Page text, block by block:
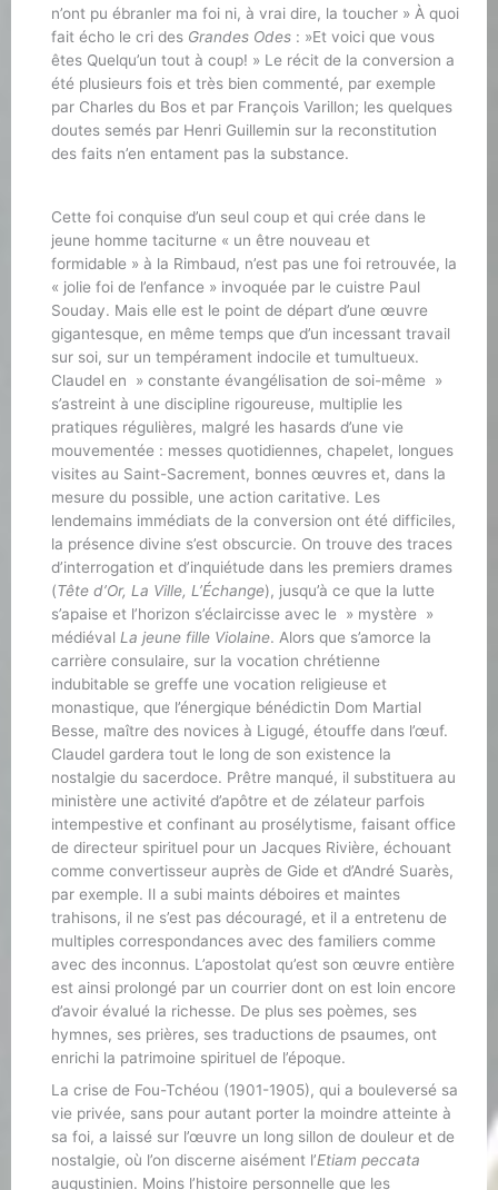
n’ont pu ébranler ma foi ni, à vrai dire, la toucher » À quoi
fait écho le cri des Grandes Odes : »Et voici que vous
êtes Quelqu’un tout à coup! » Le récit de la conversion a
été plusieurs fois et très bien commenté, par exemple
par Charles du Bos et par François Varillon; les quelques
doutes semés par Henri Guillemin sur la reconstitution
des faits n’en entament pas la substance.
Cette foi conquise d’un seul coup et qui crée dans le
jeune homme taciturne « un être nouveau et
formidable » à la Rimbaud, n’est pas une foi retrouvée, la
« jolie foi de l’enfance » invoquée par le cuistre Paul
Souday. Mais elle est le point de départ d’une œuvre
gigantesque, en même temps que d’un incessant travail
sur soi, sur un tempérament indocile et tumultueux.
Claudel en » constante évangélisation de soi-même »
s’astreint à une discipline rigoureuse, multiplie les
pratiques régulières, malgré les hasards d’une vie
mouvementée : messes quotidiennes, chapelet, longues
visites au Saint-Sacrement, bonnes œuvres et, dans la
mesure du possible, une action caritative. Les
lendemains immédiats de la conversion ont été difficiles,
la présence divine s’est obscurcie. On trouve des traces
d’interrogation et d’inquiétude dans les premiers drames
(Tête d’Or, La Ville, L’Échange), jusqu’à ce que la lutte
s’apaise et l’horizon s’éclaircisse avec le » mystère »
médiéval La jeune fille Violaine. Alors que s’amorce la
carrière consulaire, sur la vocation chrétienne
indubitable se greffe une vocation religieuse et
monastique, que l’énergique bénédictin Dom Martial
Besse, maître des novices à Ligugé, étouffe dans l’œuf.
Claudel gardera tout le long de son existence la
nostalgie du sacerdoce. Prêtre manqué, il substituera au
ministère une activité d’apôtre et de zélateur parfois
intempestive et confinant au prosélytisme, faisant office
de directeur spirituel pour un Jacques Rivière, échouant
comme convertisseur auprès de Gide et d’André Suarès,
par exemple. Il a subi maints déboires et maintes
trahisons, il ne s’est pas découragé, et il a entretenu de
multiples correspondances avec des familiers comme
avec des inconnus. L’apostolat qu’est son œuvre entière
est ainsi prolongé par un courrier dont on est loin encore
d’avoir évalué la richesse. De plus ses poèmes, ses
hymnes, ses prières, ses traductions de psaumes, ont
enrichi la patrimoine spirituel de l’époque.
La crise de Fou-Tchéou (1901-1905), qui a bouleversé sa
vie privée, sans pour autant porter la moindre atteinte à
sa foi, a laissé sur l’œuvre un long sillon de douleur et de
nostalgie, où l’on discerne aisément l’Etiam peccata
augustinien. Moins l’histoire personnelle que les